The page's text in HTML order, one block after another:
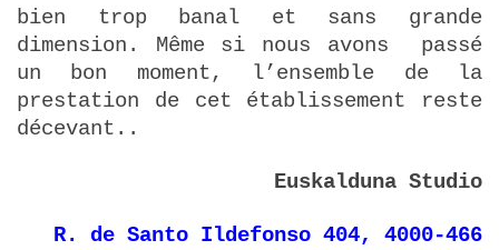
bien trop banal et sans grande
dimension. Même si nous avons passé
un bon moment, l’ensemble de la
prestation de cet établissement reste
décevant..
Euskalduna Studio
R. de Santo Ildefonso 404, 4000-466